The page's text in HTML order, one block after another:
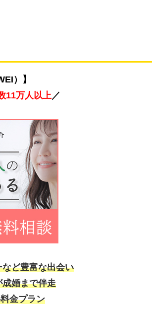
）】
11万人以上／
ど豊富な出会い
婚まで伴走
金プラン